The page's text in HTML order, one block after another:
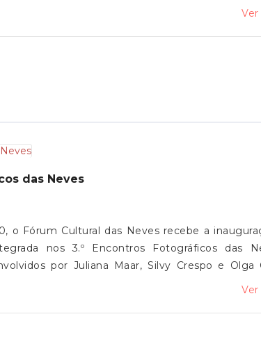
Ver
das Neves
o Fórum Cultural das Neves recebe a
nos 3.º Encontros Fotográficos das
por Juliana Maar, Silvy Crespo e Olga
dedicada à fotografia contemporânea e à
Ver